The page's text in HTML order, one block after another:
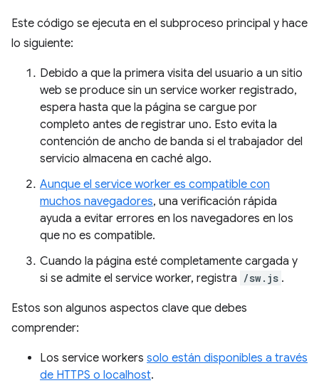
Este código se ejecuta en el subproceso principal y hace
lo siguiente:
Debido a que la primera visita del usuario a un sitio
web se produce sin un service worker registrado,
espera hasta que la página se cargue por
completo antes de registrar uno. Esto evita la
contención de ancho de banda si el trabajador del
servicio almacena en caché algo.
Aunque el service worker es compatible con
muchos navegadores, una verificación rápida
ayuda a evitar errores en los navegadores en los
que no es compatible.
Cuando la página esté completamente cargada y
si se admite el service worker, registra /sw.js .
Estos son algunos aspectos clave que debes
comprender:
Los service workers solo están disponibles a través
de HTTPS o localhost.